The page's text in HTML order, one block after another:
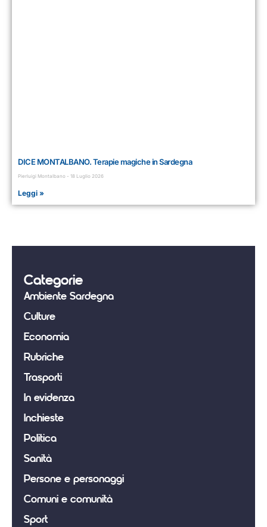
DICE MONTALBANO. Terapie magiche in Sardegna
Pierluigi Montalbano 18 Luglio 2026
Leggi »
Categorie
Ambiente Sardegna
Culture
Economia
Rubriche
Trasporti
In evidenza
Inchieste
Politica
Sanità
Persone e personaggi
Comuni e comunità
Sport